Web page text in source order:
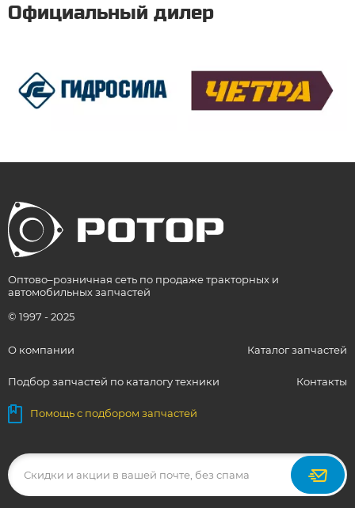
Официальный дилер
Оптово–розничная сеть по продаже тракторных и
автомобильных запчастей
© 1997 - 2025
О компании Каталог запчастей
Подбор запчастей по каталогу техники Контакты
Помощь с подбором запчастей